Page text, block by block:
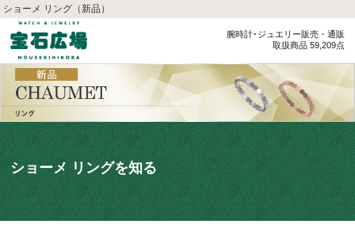
ショーメ リング（新品）
腕時計･ジュエリー販売・通販
取扱商品 59,209点
ショーメ リングを知る